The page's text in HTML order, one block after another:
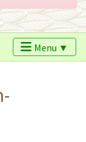
Menu ▼